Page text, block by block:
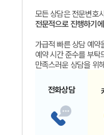
모든 상담은 전문변호
전문적으로 진행하기
가급적 빠른 상담 예약
예약 시간 준수를 부탁
만족스러운 상담을 위
전화상담